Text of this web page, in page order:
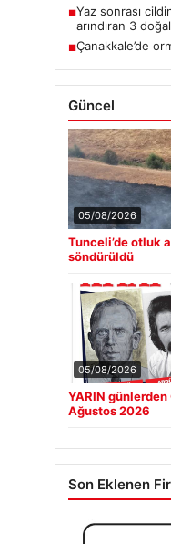
■Yaz sonrası
arındıran 3
■Çanakkale’de
Güncel
05/08/2026
Tunceli’de otluk
söndürüldü
05/08/2026
YARIN
Ağustos 2026
Son Eklenen